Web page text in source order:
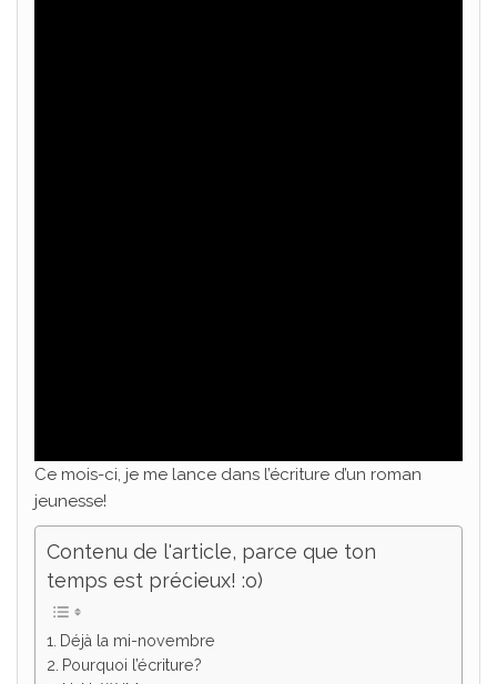
Ce mois-ci, je me lance dans l’écriture d’un roman
jeunesse!
Contenu de l'article, parce que ton
temps est précieux! :o)
Déjà la mi-novembre
Pourquoi l’écriture?